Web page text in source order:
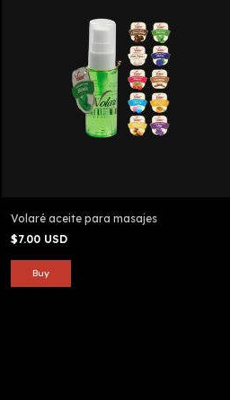
Volaré aceite para masajes
$7.00 USD